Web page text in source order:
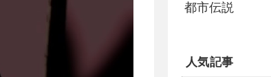
都市伝説
人気記事